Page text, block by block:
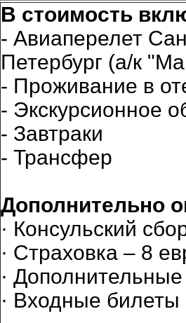
В стоимость
- Авиаперелет
Петербург (а/к
- Проживание в
- Экскурсионное
- Завтраки
- Трансфер
Дополнительно
· Консульский
· Страховка – 8
· Дополнительные
· Входные билеты